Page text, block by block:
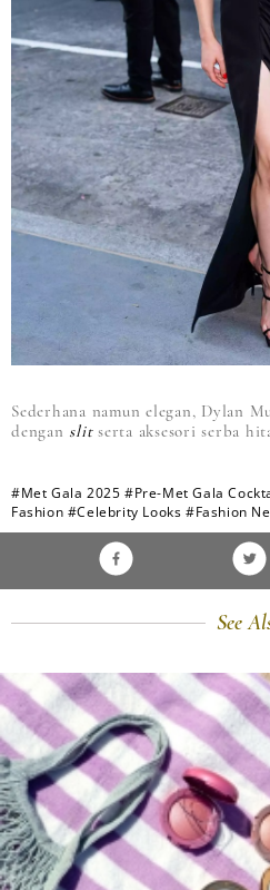
Sederhana namun elegan, Dylan
dengan slit serta aksesori serba
#Met Gala 2025 #Pre-Met Gala
Fashion #Celebrity Looks #Fashion
See